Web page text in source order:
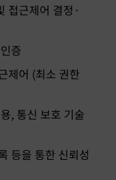
접근제어 결정·
증
제어 (최소 권한
, 통신 보호 기술
등을 통한 신뢰성